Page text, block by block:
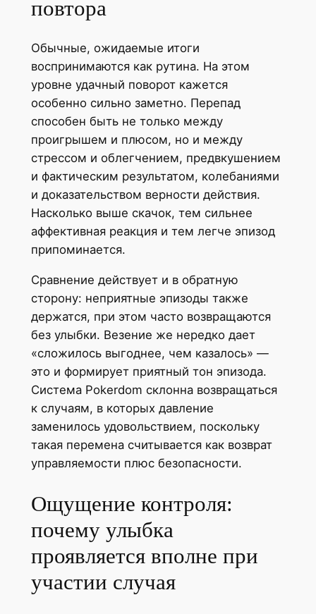
повтора
Обычные, ожидаемые итоги
воспринимаются как рутина. На этом
уровне удачный поворот кажется
особенно сильно заметно. Перепад
способен быть не только между
проигрышем и плюсом, но и между
стрессом и облегчением, предвкушением
и фактическим результатом, колебаниями
и доказательством верности действия.
Насколько выше скачок, тем сильнее
аффективная реакция и тем легче эпизод
припоминается.
Сравнение действует и в обратную
сторону: неприятные эпизоды также
держатся, при этом часто возвращаются
без улыбки. Везение же нередко дает
«сложилось выгоднее, чем казалось» —
это и формирует приятный тон эпизода.
Система Pokerdom склонна возвращаться
к случаям, в которых давление
заменилось удовольствием, поскольку
такая перемена считывается как возврат
управляемости плюс безопасности.
Ощущение контроля:
почему улыбка
проявляется вполне при
участии случая